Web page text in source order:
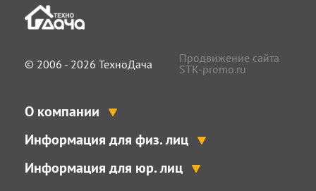
© 2006 - 2026 ТехноДача
Продвижение сайта
STK-promo.ru
О компании
Информация для физ. лиц
Информация для юр. лиц